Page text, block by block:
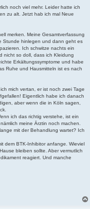
noch viel mehr. Leider hatte ich
zu alt. Jetzt hab ich mal Neue
merken. Meine Gesamtverfassung
Stunde hinlegen und dann geht es
Ich schwitze nachts ein
nicht so doll, dass ich Kleidung
Erkältungssymptome und habe
Ruhe und Hausmitteln ist es nach
mich vertan, er ist noch zwei Tage
Eigentlich habe ich danach
aber wenn die in Köln sagen,
ich das richtig verstehe, ist ein
meine Ärztin noch machen.
mit der Behandlung wartet? Ich
dem BTK-Inhibitor anfange. Wieviel
bleiben sollte. Aber vermutlich
reagiert. Und manche